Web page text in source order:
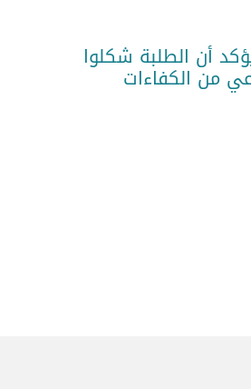
أن الطلبة شكلوا
من الكفاءات